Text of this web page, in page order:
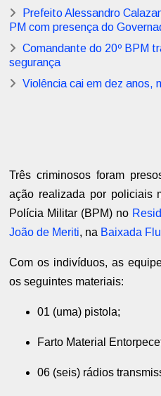
Prefeito Alessandro
PM com presença do
Comandante do 20º BPM
segurança
Violência cai em dez anos,
Três criminosos foram
ação realizada por policiais
Polícia Militar (BPM) no
João de Meriti, na Baixada
Com os indivíduos, as
os seguintes materiais:
01 (uma) pistola;
Farto Material
06 (seis) rádios